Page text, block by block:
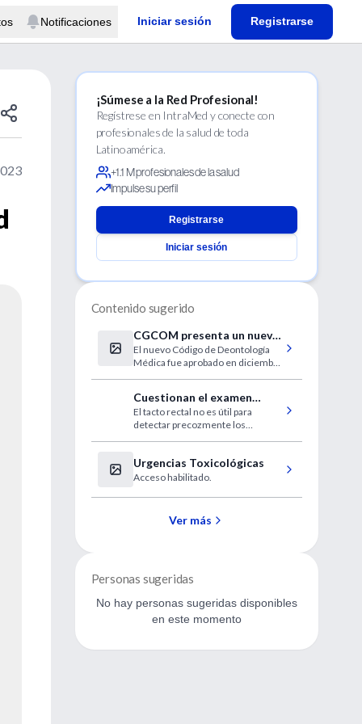
Notificaciones Iniciar sesión Registrarse
¡Súmese a la Red Profesional!
Regístrese en IntraMed y conecte con
profesionales de la salud de toda
Latinoamérica.
+1.1 M profesionales de la salud
Impulse su perfil
Registrarse
Iniciar sesión
Contenido sugerido
CGCOM presenta un nuevo
Código Deontológico
El nuevo Código de Deontología
Médica fue aprobado en diciembre
Cuestionan el examen
rectal en el diagnóstico
temprano del cáncer de
próstata
El tacto rectal no es útil para
detectar precozmente los
Urgencias Toxicológicas
Acceso habilitado.
Ver más
Personas sugeridas
No hay personas sugeridas disponibles
en este momento